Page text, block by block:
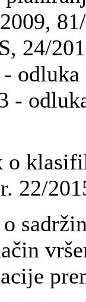
24/
-
o
22/